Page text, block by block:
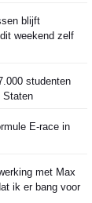
blijft
weekend zelf
studenten
Staten
E-race in
met Max
ik er bang voor